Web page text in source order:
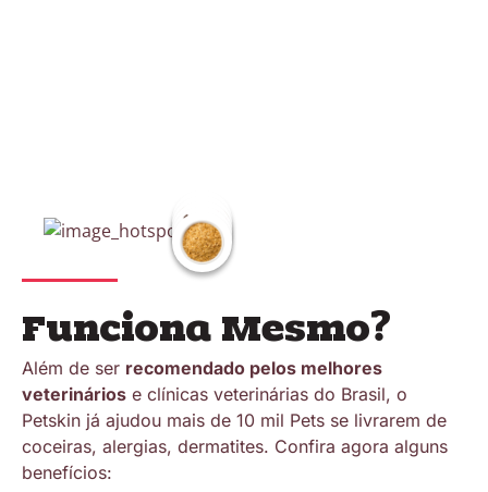
Funciona Mesmo?
Além de ser recomendado pelos melhores
veterinários e clínicas veterinárias do Brasil, o
Petskin já ajudou mais de 10 mil Pets se livrarem de
coceiras, alergias, dermatites. Confira agora alguns
benefícios: